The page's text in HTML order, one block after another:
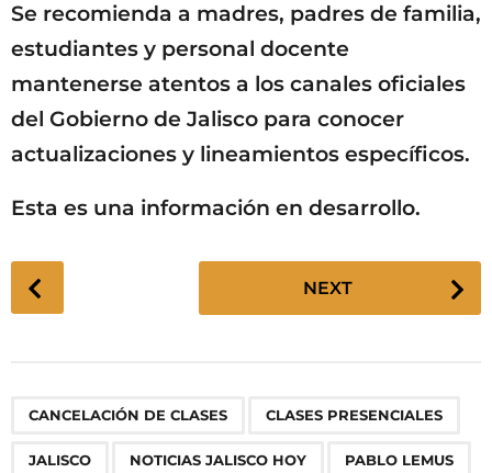
Se recomienda a madres, padres de familia,
estudiantes y personal docente
mantenerse atentos a los canales oficiales
del Gobierno de Jalisco para conocer
actualizaciones y lineamientos específicos.
Esta es una información en desarrollo.
P
o
g
NEXT
CANCELACIÓN DE CLASES CLASES PRESENCIALES
JALISCO NOTICIAS JALISCO HOY PABLO LEMUS